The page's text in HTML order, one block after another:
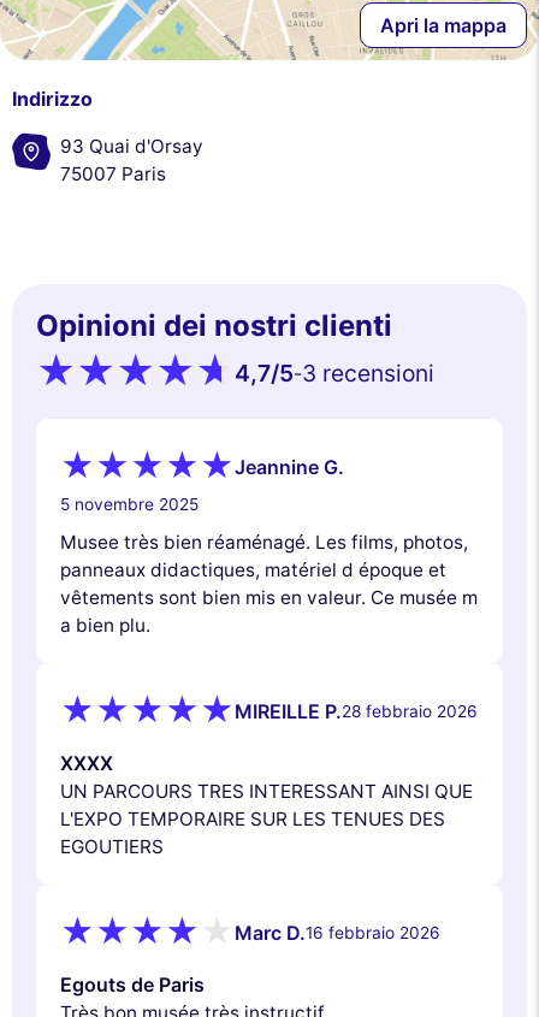
Apri la mappa
Indirizzo
93 Quai d'Orsay
75007 Paris
Opinioni dei nostri clienti
4,7/5-3 recensioni
Jeannine G.
5 novembre 2025
Musee très bien réaménagé. Les films, photos,
panneaux didactiques, matériel d époque et
vêtements sont bien mis en valeur. Ce musée m
a bien plu.
MIREILLE P.28 febbraio 2026
XXXX
UN PARCOURS TRES INTERESSANT AINSI QUE
L'EXPO TEMPORAIRE SUR LES TENUES DES
EGOUTIERS
Marc D.16 febbraio 2026
Egouts de Paris